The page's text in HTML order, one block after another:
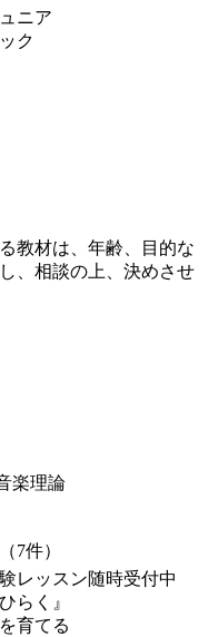
ニア
ク
教材は、年齢、目的な
、相談の上、決めさせ
楽理論
（7件）
レッスン随時受付中
らく』
育てる